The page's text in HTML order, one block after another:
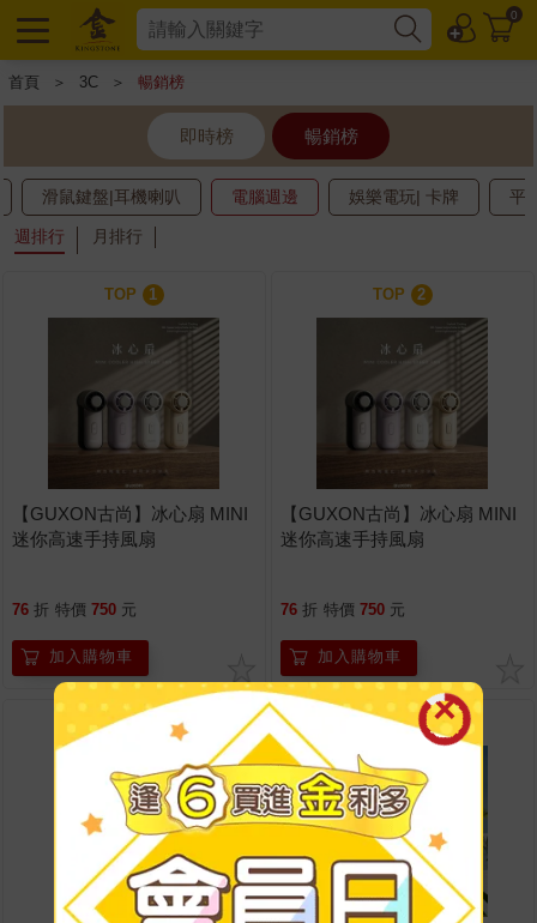
0
首頁 ＞ 3C ＞ 暢銷榜
即時榜 暢銷榜
滑鼠鍵盤|耳機喇叭 電腦週邊 娛樂電玩| 卡牌 平
週排行 月排行
TOP 1
【GUXON古尚】冰心扇 MINI
迷你高速手持風扇
76 折 特價 750 元
加入購物車
TOP 2
【GUXON古尚】冰心扇 MINI
迷你高速手持風扇
76 折 特價 750 元
加入購物車
TOP TOP 4